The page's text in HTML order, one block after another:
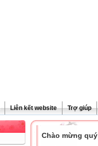
Liên kết website Trợ giúp
Chào mừng